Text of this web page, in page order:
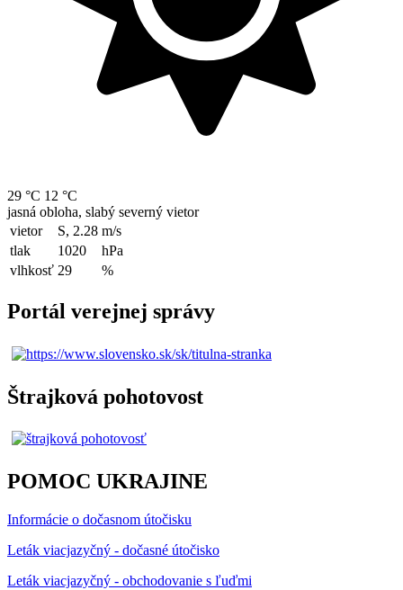
29 °C 12 °C
jasná obloha, slabý severný vietor
vietor
S, 2.28 m/s
tlak
1020
hPa
vlhkosť 29 %
Portál verejnej správy
Štrajková pohotovost
POMOC UKRAJINE
Informácie o dočasnom útočisku
Leták viacjazyčný - dočasné útočisko
Leták viacjazyčný - obchodovanie s ľuďmi